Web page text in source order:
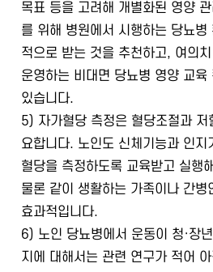
목표 등을 고려해 개별화된 영양
를 위해 병원에서 시행하는 당뇨병
적으로 받는 것을 추천하고, 여의
운영하는 비대면 당뇨병 영양 교육
있습니다.
5) 자가혈당 측정은 혈당조절과 저
요합니다. 노인도 신체기능과 인
혈당을 측정하도록 교육받고 실행
물론 같이 생활하는 가족이나 간병
효과적입니다.
6) 노인 당뇨병에서 운동이 청·장
지에 대해서는 관련 연구가 적어